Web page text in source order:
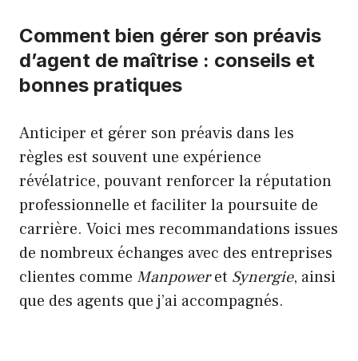
Comment bien gérer son préavis
d’agent de maîtrise : conseils et
bonnes pratiques
Anticiper et gérer son préavis dans les
règles est souvent une expérience
révélatrice, pouvant renforcer la réputation
professionnelle et faciliter la poursuite de
carrière. Voici mes recommandations issues
de nombreux échanges avec des entreprises
clientes comme Manpoweret Synergie, ainsi
que des agents que j’ai accompagnés.